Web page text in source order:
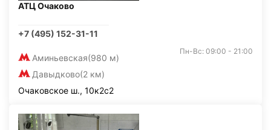
АТЦ Очаково
+7 (495) 152-31-11
Аминьевская(980 м)
Давыдково(2 км)
Пн-Вс: 09:00 - 21:00
Очаковское ш., 10к2с2